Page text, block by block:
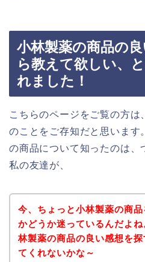
小林製薬の商品の
ら教えて欲しい、
れました！
こちらのページをご覧の方は
のことをご存知だと思います
の商品について知ったのは、
私の友達が、
今、ちょっと小林製薬の商品
かどうか迷っているんだよ
林製薬の商品の良い感想を
てくれないかな～